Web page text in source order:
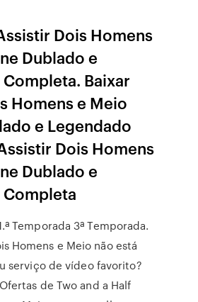
Dois Homens
Dublado e
Baixar
Homens e Meio
e Legendado
Dois Homens
Dublado e
Temporada 3ª Temporada.
Homens e Meio não está
serviço de vídeo favorito?
de Two and a Half